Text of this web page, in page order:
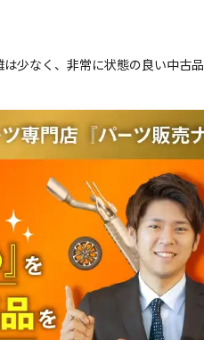
は少なく、非常に状態の良い中古品